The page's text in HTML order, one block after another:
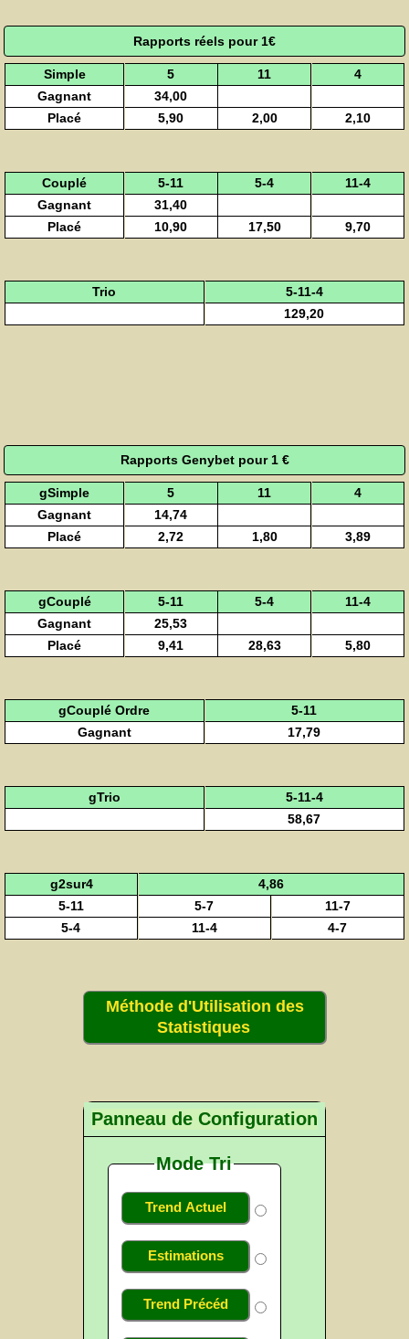
Rapports réels pour 1€
Simple 5 11
4
Gagnant
34,00
Placé
5,90 2,00 2,10
Couplé 5-11 5-4
11-4
Gagnant
31,40
Placé
10,90 17,50 9,70
Trio
5-11-4
129,20
Rapports Genybet pour 1 €
gSimple 5 11
4
Gagnant
14,74
Placé
2,72 1,80 3,89
gCouplé 5-11 5-4
11-4
Gagnant
25,53
Placé
9,41 28,63 5,80
gCouplé Ordre
5-11
Gagnant
17,79
gTrio
5-11-4
58,67
g2sur4
4,86
5-11
5-7
11-7
5-4
11-4 4-7
Méthode d'Utilisation des
Statistiques
Panneau de Configuration
Mode Tri
Trend Actuel
Estimations
Trend Précéd